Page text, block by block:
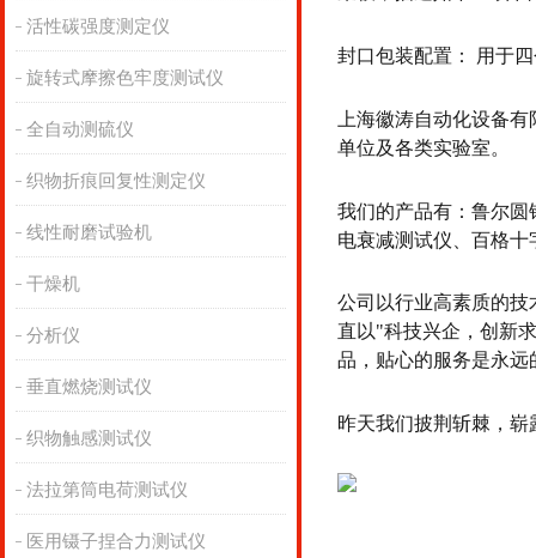
活性碳强度测定仪
旋转式摩擦色牢度测试仪
全自动测硫仪
织物折痕回复性测定仪
线性耐磨试验机
干燥机
分析仪
垂直燃烧测试仪
织物触感测试仪
法拉第筒电荷测试仪
医用镊子捏合力测试仪
封口包装配置： 用于
上海徽涛自动化设备
单位及各类实验室。
我们的产品有：鲁尔
电衰减测试仪、百格
公司以行业高素质的
直以"科技兴企，创新
品，贴心的服务是永
昨天我们披荆斩棘，